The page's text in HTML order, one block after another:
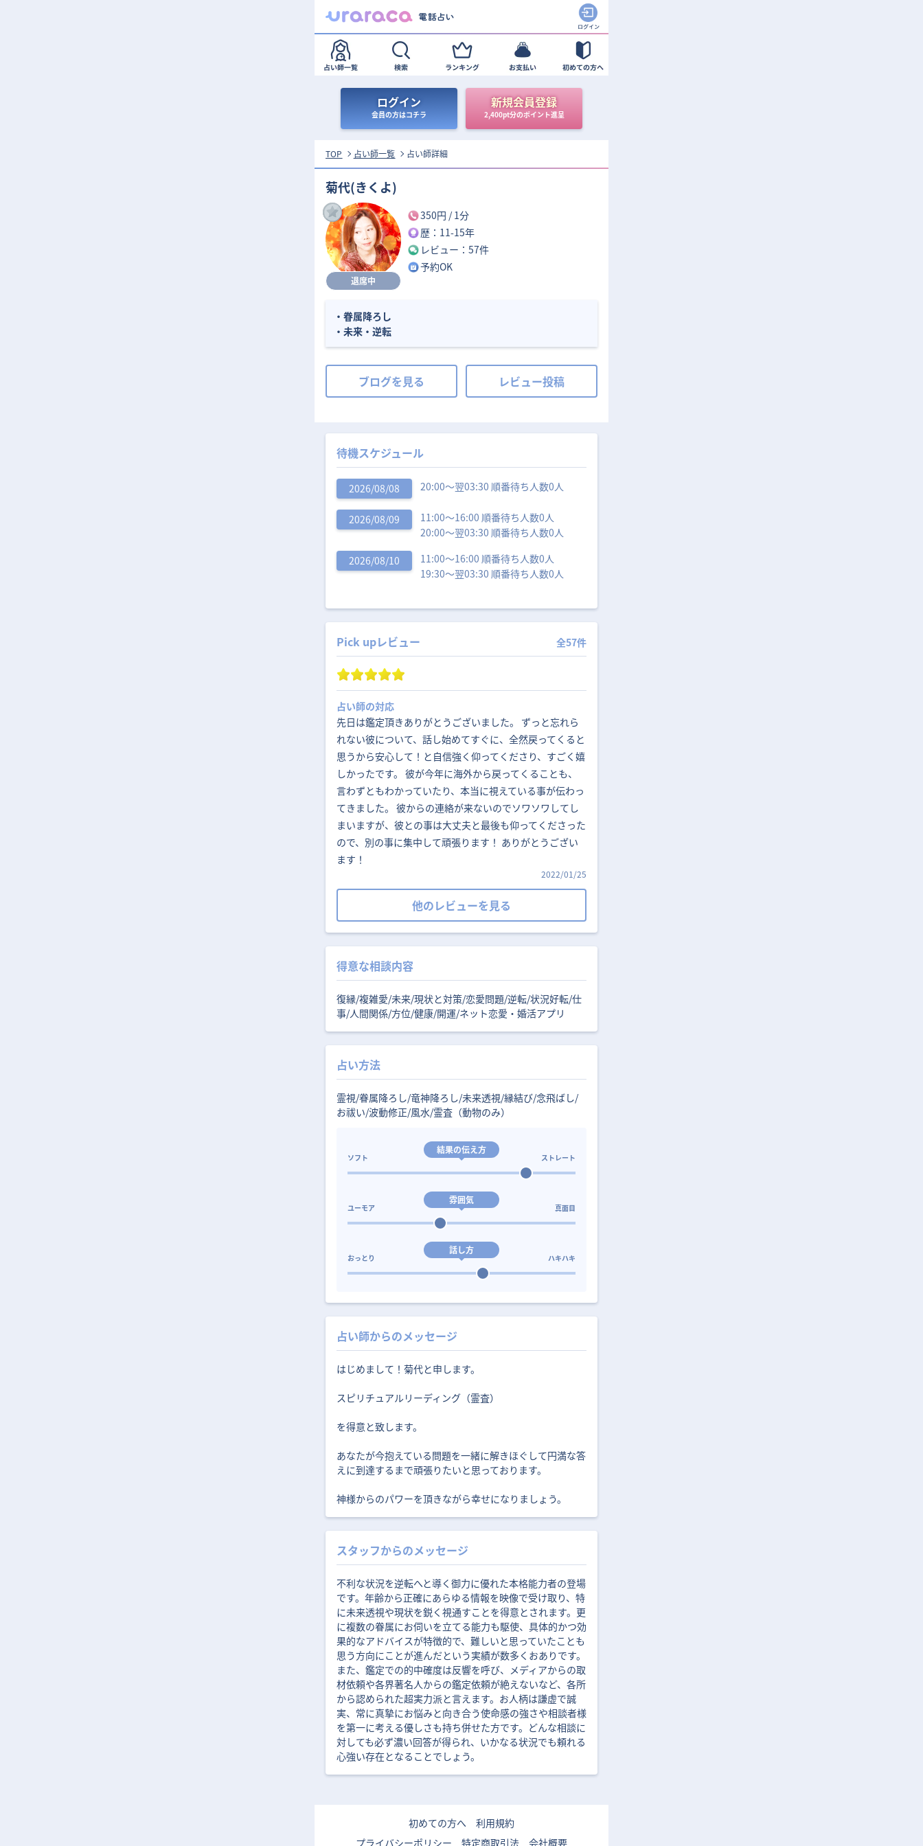
ログイン
会員の方はコチラ
新規会員登録
2,400pt分のポイント進呈
TOP 占い師一覧 占い師詳細
菊代(きくよ)
退席中
350円 / 1分
歴：11-15年
レビュー：57件
予約OK
・眷属降ろし
・未来・逆転
ブログを見る レビュー投稿
待機スケジュール
2026/08/08 20:00〜翌03:30 順番待ち人数0人
2026/08/09
11:00〜16:00 順番待ち人数0人
20:00〜翌03:30 順番待ち人数0人
2026/08/10
11:00〜16:00 順番待ち人数0人
19:30〜翌03:30 順番待ち人数0人
Pick upレビュー 全57件
占い師の対応
先日は鑑定頂きありがとうございました。 ずっと忘れら
れない彼について、話し始めてすぐに、全然戻ってくると
思うから安心して！と自信強く仰ってくださり、すごく嬉
しかったです。 彼が今年に海外から戻ってくることも、
言わずともわかっていたり、本当に視えている事が伝わっ
てきました。 彼からの連絡が来ないのでソワソワしてし
まいますが、彼との事は大丈夫と最後も仰ってくださった
ので、別の事に集中して頑張ります！ ありがとうござい
ます！
2022/01/25
他のレビューを見る
得意な相談内容
復縁/複雑愛/未来/現状と対策/恋愛問題/逆転/状況好転/仕
事/人間関係/方位/健康/開運/ネット恋愛・婚活アプリ
占い方法
霊視/眷属降ろし/竜神降ろし/未来透視/縁結び/念飛ばし/
お祓い/波動修正/風水/霊査（動物のみ）
結果の伝え方
ソフト ストレート
雰囲気
ユーモア 真面目
話し方
おっとり ハキハキ
占い師からのメッセージ
はじめまして！菊代と申します。
スピリチュアルリーディング（霊査）
を得意と致します。
あなたが今抱えている問題を一緒に解きほぐして円満な答
えに到達するまで頑張りたいと思っております。
神様からのパワーを頂きながら幸せになりましょう。
スタッフからのメッセージ
不利な状況を逆転へと導く御力に優れた本格能力者の登場
です。年齢から正確にあらゆる情報を映像で受け取り、特
に未来透視や現状を鋭く視通すことを得意とされます。更
に複数の眷属にお伺いを立てる能力も駆使、具体的かつ効
果的なアドバイスが特徴的で、難しいと思っていたことも
思う方向にことが進んだという実績が数多くおありです。
また、鑑定での的中確度は反響を呼び、メディアからの取
材依頼や各界著名人からの鑑定依頼が絶えないなど、各所
から認められた超実力派と言えます。お人柄は謙虚で誠
実、常に真摯にお悩みと向き合う使命感の強さや相談者様
を第一に考える優しさも持ち併せた方です。どんな相談に
対しても必ず濃い回答が得られ、いかなる状況でも頼れる
心強い存在となることでしょう。
初めての方へ
利用規約
プライバシーポリシー
特定商取引法 会社概要